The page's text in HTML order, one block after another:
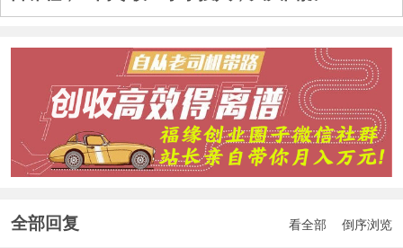
全部回复 看全部 倒序浏览